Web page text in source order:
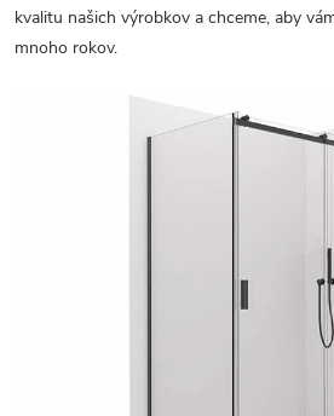
kvalitu našich výrobkov a chceme, aby
mnoho rokov.